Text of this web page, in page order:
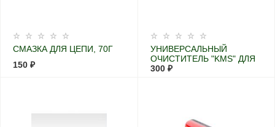
СМАЗКА ДЛЯ ЦЕПИ, 70Г
150 ₽
УНИВЕРСАЛЬНЫЙ
ОЧИСТИТЕЛЬ "KMS" ДЛЯ
ЦЕПИ, 170МЛ
300 ₽